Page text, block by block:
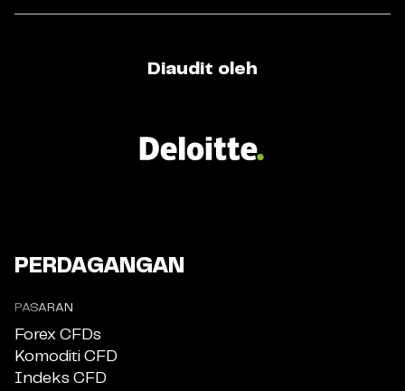
Diaudit oleh
PERDAGANGAN
PASARAN
Forex CFDs
Komoditi CFD
Indeks CFD